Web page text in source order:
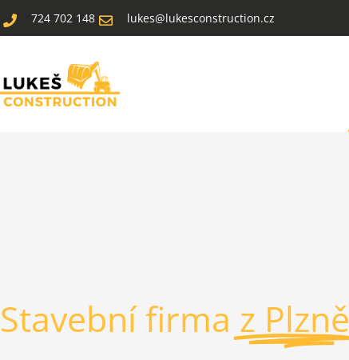
Přeskočit
na
724 702 148 lukes@lukesconstruction.cz
Stavební firma z Plzně